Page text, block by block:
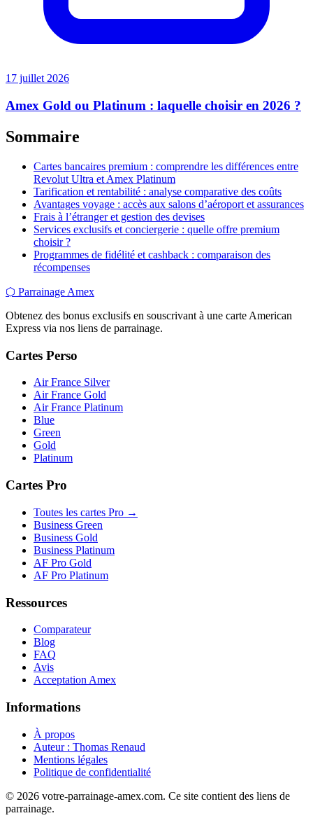
17 juillet 2026
Amex Gold ou Platinum : laquelle choisir en 2026 ?
Sommaire
Cartes bancaires premium : comprendre les différences entre
Revolut Ultra et Amex Platinum
Tarification et rentabilité : analyse comparative des coûts
Avantages voyage : accès aux salons d’aéroport et assurances
Frais à l’étranger et gestion des devises
Services exclusifs et conciergerie : quelle offre premium
choisir ?
Programmes de fidélité et cashback : comparaison des
récompenses
⬡ Parrainage Amex
Obtenez des bonus exclusifs en souscrivant à une carte American
Express via nos liens de parrainage.
Cartes Perso
Air France Silver
Air France Gold
Air France Platinum
Blue
Green
Gold
Platinum
Cartes Pro
Toutes les cartes Pro →
Business Green
Business Gold
Business Platinum
AF Pro Gold
AF Pro Platinum
Ressources
Comparateur
Blog
FAQ
Avis
Acceptation Amex
Informations
À propos
Auteur : Thomas Renaud
Mentions légales
Politique de confidentialité
© 2026 votre-parrainage-amex.com. Ce site contient des liens de
parrainage.